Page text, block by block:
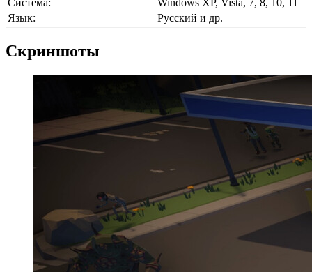
Язык:
Русский и др.
Скриншоты